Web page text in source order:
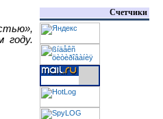
году.
Счетчики